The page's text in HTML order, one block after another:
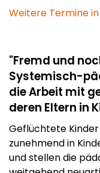
Weitere Termine
"Fremd und
Systemisch-
die Arbeit mit
deren Eltern in
Geflüchtete
zunehmend in
und stellen die